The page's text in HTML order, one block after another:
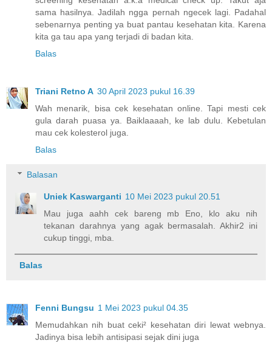
sama hasilnya. Jadilah ngga pernah ngecek lagi. Padahal
sebenarnya penting ya buat pantau kesehatan kita. Karena
kita ga tau apa yang terjadi di badan kita.
Balas
Triani Retno A 30 April 2023 pukul 16.39
Wah menarik, bisa cek kesehatan online. Tapi mesti cek
gula darah puasa ya. Baiklaaaah, ke lab dulu. Kebetulan
mau cek kolesterol juga.
Balas
Balasan
Uniek Kaswarganti 10 Mei 2023 pukul 20.51
Mau juga aahh cek bareng mb Eno, klo aku nih
tekanan darahnya yang agak bermasalah. Akhir2 ini
cukup tinggi, mba.
Balas
Fenni Bungsu 1 Mei 2023 pukul 04.35
Memudahkan nih buat ceki² kesehatan diri lewat webnya.
Jadinya bisa lebih antisipasi sejak dini juga